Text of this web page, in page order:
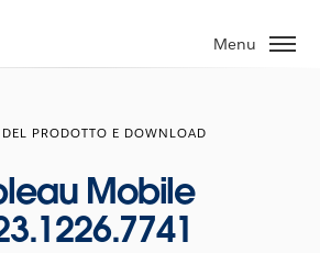
Menu
DEL PRODOTTO E DOWNLOAD
Mobile